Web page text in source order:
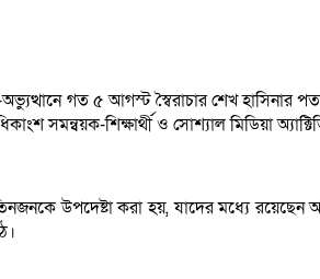
গত ৫ আগস্ট স্বৈরাচার শেখ
সমন্বয়ক-শিক্ষার্থী ও সোশ্যাল মিডিয়া
উপদেষ্টা করা হয়, যাদের মধ্যে রয়েছেন